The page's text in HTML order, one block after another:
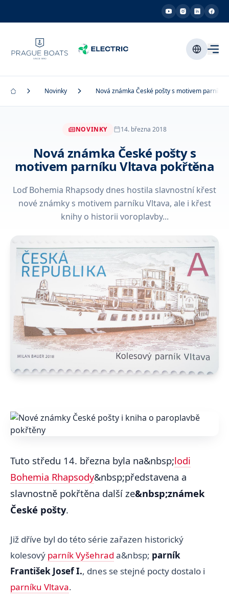
Novinky Nová známka České pošty s motivem parníku
NOVINKY 14. března 2018
Nová známka České pošty s
motivem parníku Vltava pokřtěna
Loď Bohemia Rhapsody dnes hostila slavnostní křest
nové známky s motivem parníku Vltava, ale i křest
knihy o historii voroplavby...
Tuto středu 14. března byla na&nbsp;lodi
Bohemia Rhapsody&nbsp;představena a
slavnostně pokřtěna další ze&nbsp;známek
České pošty.
Již dříve byl do této série zařazen historický
kolesový parník Vyšehrad a&nbsp; parník
František Josef I., dnes se stejné pocty dostalo i
parníku Vltava.